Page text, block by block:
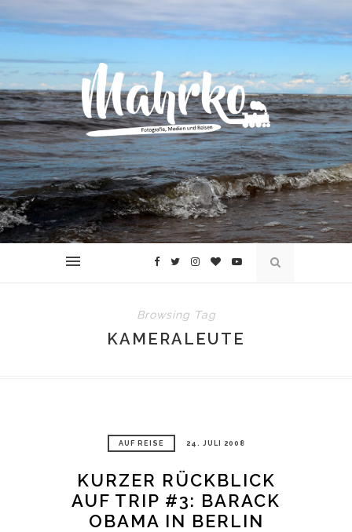
Browsing Tag
KAMERALEUTE
AUF REISE 24. JULI 2008
KURZER RÜCKBLICK
AUF TRIP #3: BARACK
OBAMA IN BERLIN